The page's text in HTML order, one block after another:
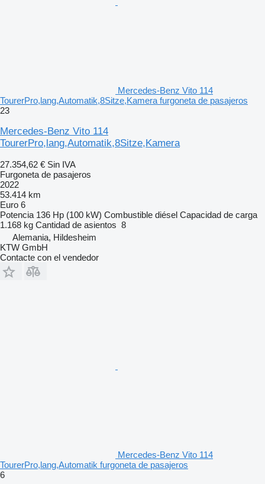
Mercedes-Benz Vito 114
TourerPro,lang,Automatik,8Sitze,Kamera furgoneta de pasajeros
23
Mercedes-Benz Vito 114
TourerPro,lang,Automatik,8Sitze,Kamera
27.354,62 € Sin IVA
Furgoneta de pasajeros
2022
53.414 km
Euro 6
Potencia 136 Hp (100 kW) Combustible diésel Capacidad de carga
1.168 kg Cantidad de asientos 8
Alemania, Hildesheim
KTW GmbH
Contacte con el vendedor
Mercedes-Benz Vito 114
TourerPro,lang,Automatik furgoneta de pasajeros
6